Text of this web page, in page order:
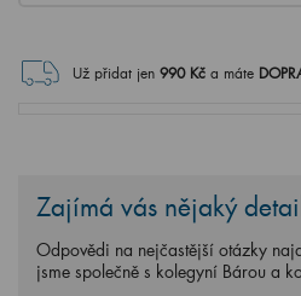
Už přidat jen 990Kč a máte
Zajímá vás nějaký
Odpovědi na nejčastější otázky
jsme společně s kolegyní Bárou a